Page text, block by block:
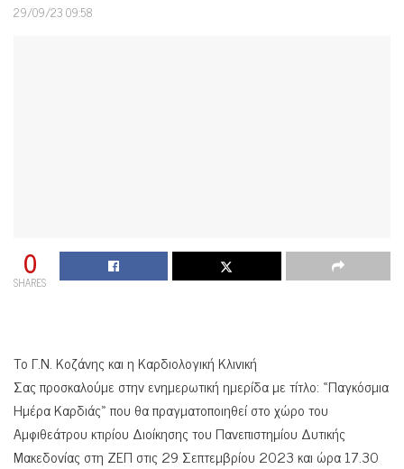
29/09/23 09:58
0
SHARES
Το Γ.Ν. Κοζάνης και η Καρδιολογική Κλινική
Σας προσκαλούμε στην ενημερωτική ημερίδα με τίτλο: «Παγκόσμια
Ημέρα Καρδιάς» που θα πραγματοποιηθεί στο χώρο του
Αμφιθεάτρου κτιρίου Διοίκησης του Πανεπιστημίου Δυτικής
Μακεδονίας στη ΖΕΠ στις 29 Σεπτεμβρίου 2023 και ώρα 17.30